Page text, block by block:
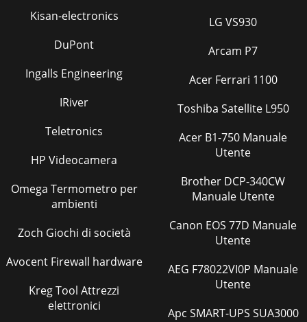
Kisan-electronics
DuPont
Ingalls Engineering
IRiver
Teletronics
HP Videocamera
Omega Termometro per
ambienti
Zoch Giochi di società
Avocent Firewall hardware
Kreg Tool Attrezzi
elettronici
LG VS930
Arcam P7
Acer Ferrari 1100
Toshiba Satellite L950
Acer B1-750 Manuale
Utente
Brother DCP-340CW
Manuale Utente
Canon EOS 77D Manuale
Utente
AEG F78022VI0P Manuale
Utente
Apc SMART-UPS SUA3000